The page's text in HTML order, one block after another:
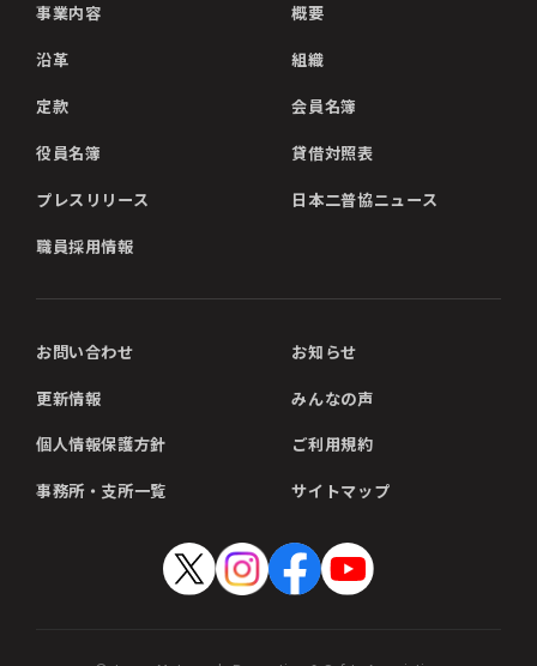
事業内容 概要
沿革 組織
定款 会員名簿
役員名簿 貸借対照表
プレスリリース 日本二普協ニュース
職員採用情報
お問い合わせ お知らせ
更新情報 みんなの声
個人情報保護方針 ご利用規約
事務所・支所一覧 サイトマップ